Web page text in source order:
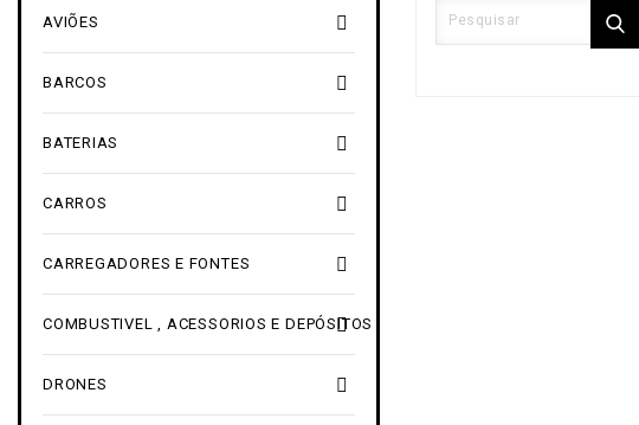

AVIÕES

BARCOS

BATERIAS

CARROS

CARREGADORES E FONTES

COMBUSTIVEL , ACESSORIOS E DEPÓSITOS

DRONES